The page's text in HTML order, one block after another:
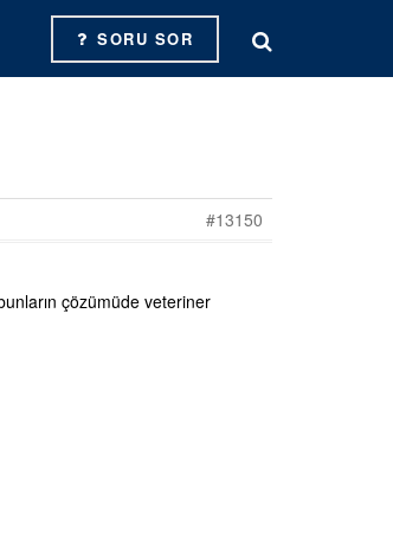
SORU SOR
#13150
çözümüde veteriner